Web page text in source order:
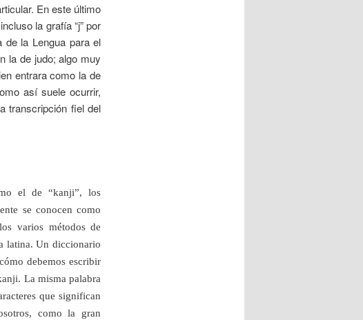
En este último
la grafía “j” por
de la Lengua para el
la de judo; algo muy
entrara como la de
así suele ocurrir,
transcripción fiel del
el de “kanji”, los
se conocen como
varios métodos de
latina. Un diccionario
debemos escribir
La misma palabra
que significan
como la gran